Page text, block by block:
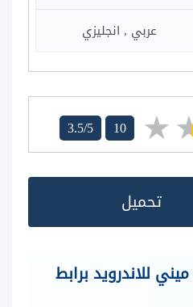
عربي , انجليزي
3.5/5 10
تحميل
للاندرويد برابط